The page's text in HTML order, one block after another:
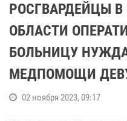
РОСГВАРДЕЙЦЫ
ОБЛАСТИ
БОЛЬНИЦУ
МЕДПОМОЩИ
02 ноября 2023, 09:17